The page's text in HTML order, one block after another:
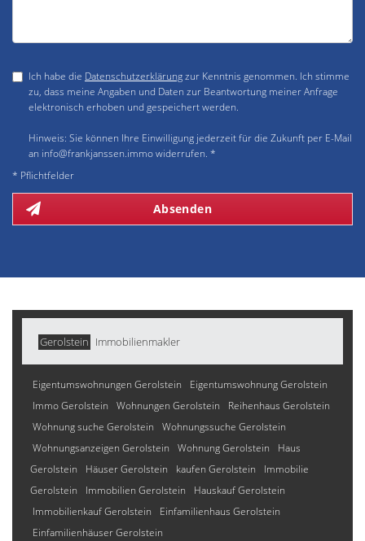
Ich habe die Datenschutzerklärungzur Kenntnis genommen. Ich stimme
zu, dass meine Angaben und Daten zur Beantwortung meiner Anfrage
elektronisch erhoben und gespeichert werden.
Hinweis: Sie können Ihre Einwilligung jederzeit für die Zukunft per E-Mail
an info@frankjanssen.immo widerrufen. *
* Pflichtfelder
Absenden
Gerolstein Immobilienmakler
Eigentumswohnungen Gerolstein
Eigentumswohnung Gerolstein
Immo Gerolstein
Wohnungen Gerolstein
Reihenhaus Gerolstein
Wohnung suche Gerolstein
Wohnungssuche Gerolstein
Wohnungsanzeigen Gerolstein
Wohnung Gerolstein
Haus
Gerolstein
Häuser Gerolstein kaufen Gerolstein
Immobilie
Gerolstein
Immobilien Gerolstein
Hauskauf Gerolstein
Immobilienkauf Gerolstein
Einfamilienhaus Gerolstein
Einfamilienhäuser Gerolstein